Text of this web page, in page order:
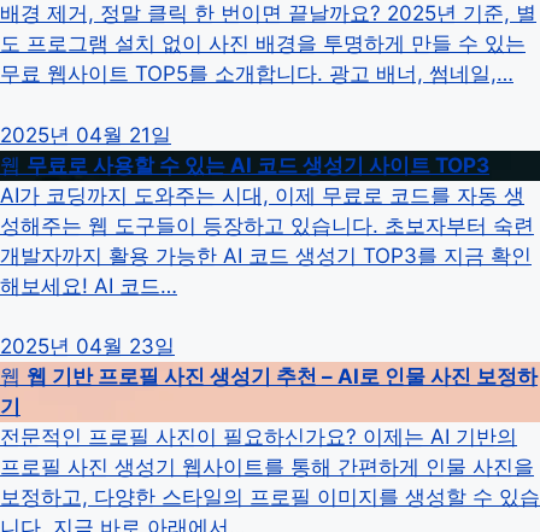
배경 제거, 정말 클릭 한 번이면 끝날까요? 2025년 기준, 별
도 프로그램 설치 없이 사진 배경을 투명하게 만들 수 있는
무료 웹사이트 TOP5를 소개합니다. 광고 배너, 썸네일,…
2025년 04월 21일
웹 무료로 사용할 수 있는 AI 코드 생성기 사이트 TOP3
AI가 코딩까지 도와주는 시대, 이제 무료로 코드를 자동 생
성해주는 웹 도구들이 등장하고 있습니다. 초보자부터 숙련
개발자까지 활용 가능한 AI 코드 생성기 TOP3를 지금 확인
해보세요! AI 코드…
2025년 04월 23일
웹 웹 기반 프로필 사진 생성기 추천 – AI로 인물 사진 보정하
기
전문적인 프로필 사진이 필요하신가요? 이제는 AI 기반의
프로필 사진 생성기 웹사이트를 통해 간편하게 인물 사진을
보정하고, 다양한 스타일의 프로필 이미지를 생성할 수 있습
니다. 지금 바로 아래에서…